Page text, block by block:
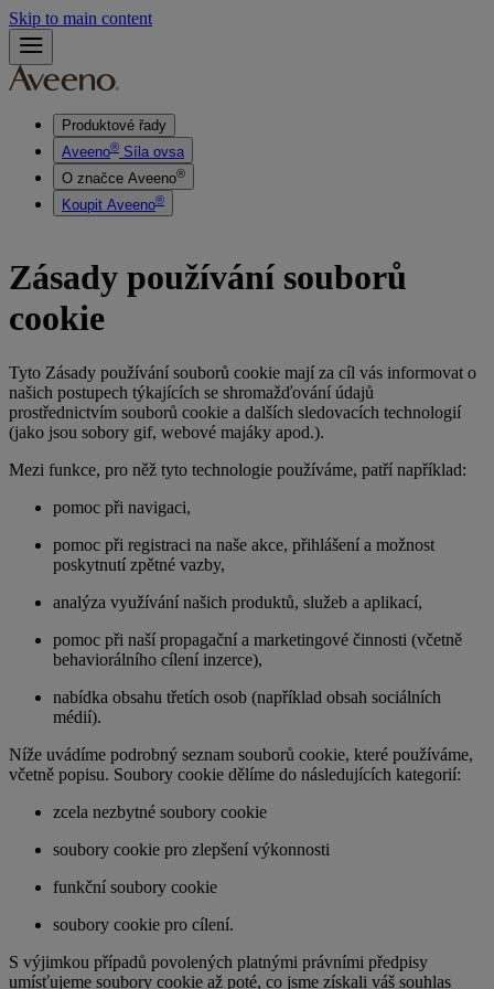
Skip to main content
Produktové řady
Aveeno® Síla ovsa
O značce Aveeno®
Koupit Aveeno®
Zásady používání souborů
cookie
Tyto Zásady používání souborů cookie mají za cíl vás informovat o
našich postupech týkajících se shromažďování údajů
prostřednictvím souborů cookie a dalších sledovacích technologií
(jako jsou sobory gif, webové majáky apod.).
Mezi funkce, pro něž tyto technologie používáme, patří například:
pomoc při navigaci,
pomoc při registraci na naše akce, přihlášení a možnost
poskytnutí zpětné vazby,
analýza využívání našich produktů, služeb a aplikací,
pomoc při naší propagační a marketingové činnosti (včetně
behaviorálního cílení inzerce),
nabídka obsahu třetích osob (například obsah sociálních
médií).
Níže uvádíme podrobný seznam souborů cookie, které používáme,
včetně popisu. Soubory cookie dělíme do následujících kategorií:
zcela nezbytné soubory cookie
soubory cookie pro zlepšení výkonnosti
funkční soubory cookie
soubory cookie pro cílení.
S výjimkou případů povolených platnými právními předpisy
umísťujeme soubory cookie až poté, co jsme získali váš souhlas